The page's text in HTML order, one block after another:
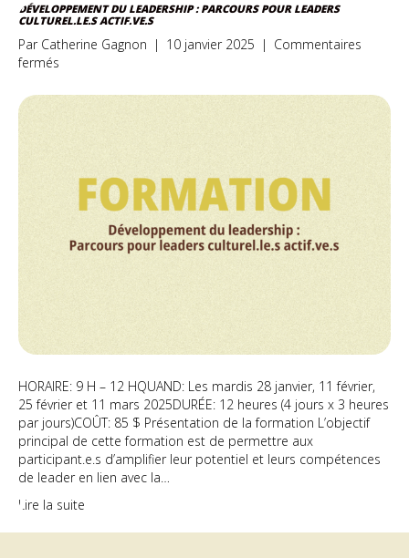
DÉVELOPPEMENT DU LEADERSHIP : PARCOURS POUR LEADERS
CULTUREL.LE.S ACTIF.VE.S
Par Catherine Gagnon | 10 janvier 2025 | Commentaires
fermés
du
Parcours
leaders
culturel.le.s
HORAIRE: 9 H – 12 HQUAND: Les mardis 28 janvier, 11 février,
25 février et 11 mars 2025DURÉE: 12 heures (4 jours x 3 heures
par jours)COÛT: 85 $ Présentation de la formation L’objectif
principal de cette formation est de permettre aux
participant.e.s d’amplifier leur potentiel et leurs compétences
de leader en lien avec la…
Lire la suite